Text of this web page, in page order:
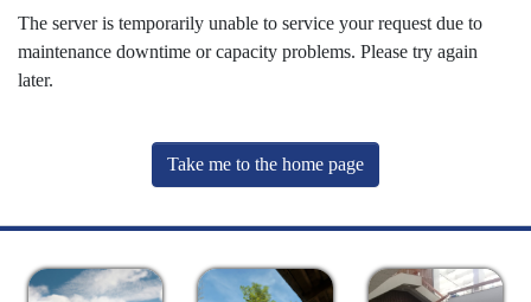
The server is temporarily unable to service your request due to
maintenance downtime or capacity problems. Please try again
later.
Take me to the home page